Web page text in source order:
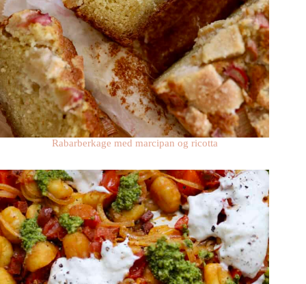
Rabarberkage med marcipan og ricotta